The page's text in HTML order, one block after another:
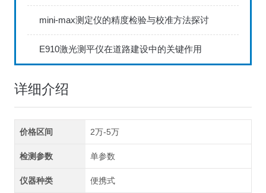
mini-max测定仪的精度检验与校准方法探讨
E910激光测平仪在道路建设中的关键作用
详细介绍
价格区间 2万-5万
检测参数 单参数
仪器种类 便携式